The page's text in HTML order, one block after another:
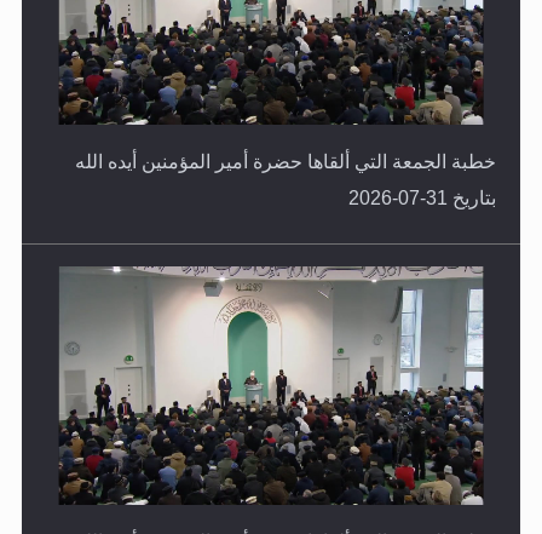
خطبة الجمعة التي ألقاها حضرة أمير المؤمنين أيده الله
بتاريخ 31-07-2026